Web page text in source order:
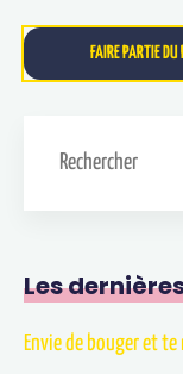
FAIRE PARTIE DU
Les
Envie de bouger et te